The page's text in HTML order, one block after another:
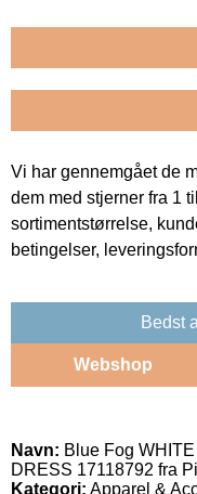
Vi har gennemgået de
dem med stjerner fra 1
sortimentstørrelse,
betingelser,
Bedst
Webshop
Navn: Blue Fog
DRESS 17118792 fra
Kategori: Apparel &